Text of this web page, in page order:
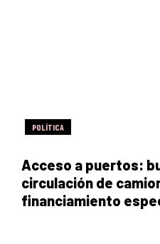
POLÍTICA
Acceso a puertos:
circulación de
financiamiento